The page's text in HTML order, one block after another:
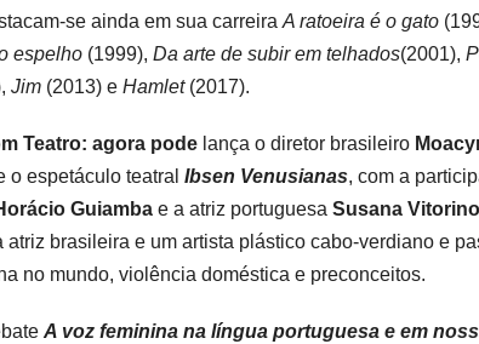
se ainda em sua carreira A ratoeira é o gato
espelho (1999), Da arte de subir em telhados(2001),
Jim (2013) e Hamlet(2017).
Teatro: agora pode lança o diretor brasileiro
o espetáculo teatral Ibsen Venusianas, com a
Guiamba e a atriz portuguesa Susana Vitorino
atriz brasileira e um artista plástico cabo-verdiano e
no mundo, violência doméstica e preconceitos.
A voz feminina na língua portuguesa e em